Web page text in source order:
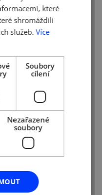
u nás můžete
podnikání,
firmu.
pro své
na novou
váš pohled
díky
předávají
firmám
najdete
které
shromáždili
služeb. Více
Soubory
cílení
Nezařazené
soubory